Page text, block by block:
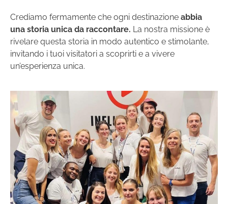
Crediamo fermamente che ogni destinazione abbia
una storia unica da raccontare. La nostra missione è
rivelare questa storia in modo autentico e stimolante,
invitando i tuoi visitatori a scoprirti e a vivere
un’esperienza unica.